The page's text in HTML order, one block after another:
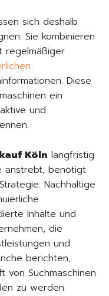
sich deshalb
Sie kombinieren
regelmäßiger
Diese
ein
und
Köln langfristig
anstrebt, benötigt
Nachhaltige
Inhalte und
die
und
berichten,
von Suchmaschinen
zu werden.